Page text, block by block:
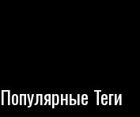
Популярные Теги